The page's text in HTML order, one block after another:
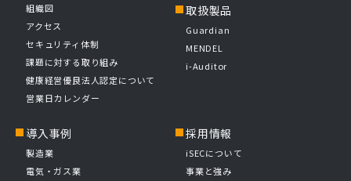
組織図
アクセス
セキュリティ体制
課題に対する取り組み
健康経営優良法人認定について
営業日カレンダー
取扱製品
Guardian
MENDEL
i-Auditor
導入事例
製造業
電気・ガス業
採用情報
iSECについて
事業と強み